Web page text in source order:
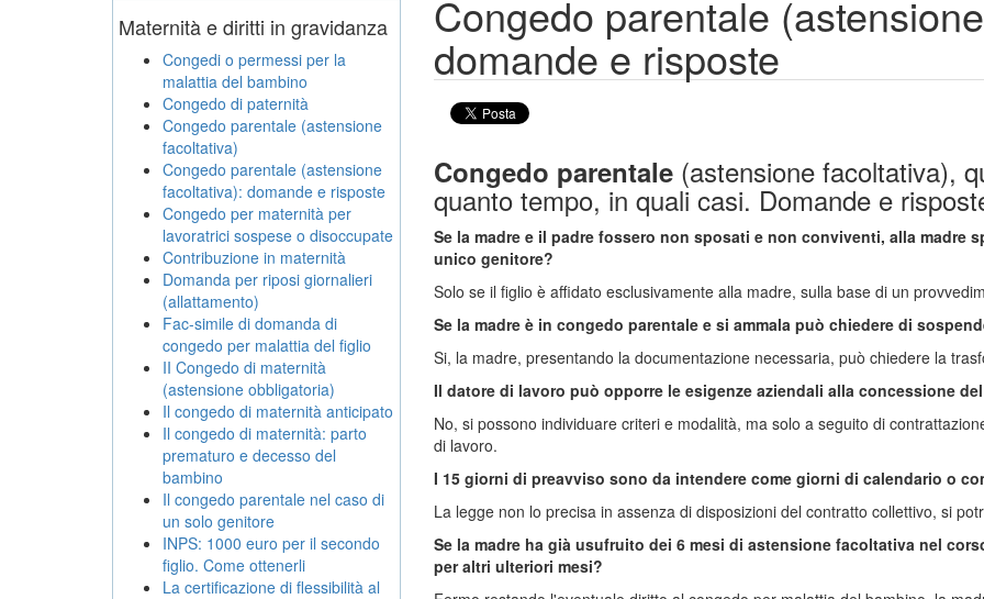
Congedo parentale
domande e risposte
Congedo parentale(astensione facoltativa),
quanto tempo, in quali casi. Domande e
Se la madre e il padre fossero non sposati e non conviventi, alla madre
unico genitore?
Solo se il figlio è affidato esclusivamente alla madre, sulla base di un
Se la madre è in congedo parentale e si ammala può chiedere di
Si, la madre, presentando la documentazione necessaria, può chiedere la
Il datore di lavoro può opporre le esigenze aziendali alla concessione
No, si possono individuare criteri e modalità, ma solo a seguito di
di lavoro.
I 15 giorni di preavviso sono da intendere come giorni di calendario o
La legge non lo precisa in assenza di disposizioni del contratto collettivo, si
Se la madre ha già usufruito dei 6 mesi di astensione facoltativa nel
per altri ulteriori mesi?
Maternità e diritti in gravidanza
Congedi o permessi per la
malattia del bambino
Congedo di paternità
Congedo parentale (astensione
facoltativa)
Congedo parentale (astensione
facoltativa): domande e risposte
Congedo per maternità per
lavoratrici sospese o disoccupate
Contribuzione in maternità
Domanda per riposi giornalieri
(allattamento)
Fac-simile di domanda di
congedo per malattia del figlio
II Congedo di maternità
(astensione obbligatoria)
Il congedo di maternità anticipato
Il congedo di maternità: parto
prematuro e decesso del
bambino
Il congedo parentale nel caso di
un solo genitore
INPS: 1000 euro per il secondo
figlio. Come ottenerli
La certificazione di flessibilità al